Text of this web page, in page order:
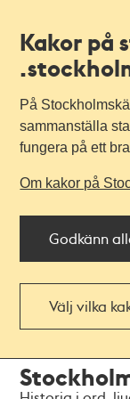
Kakor på
På
sammanställa
fungera på ett
Om kakor på
Godkänn
Välj vilka
navigationen
huvudinnehållet